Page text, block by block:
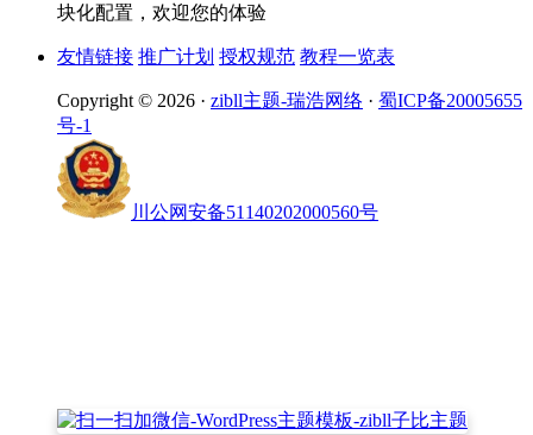
块化配置，欢迎您的体验
友情链接 推广计划 授权规范 教程一览表
Copyright © 2026 · zibll主题-瑞浩网络 · 蜀ICP备20005655
号-1
川公网安备51140202000560号